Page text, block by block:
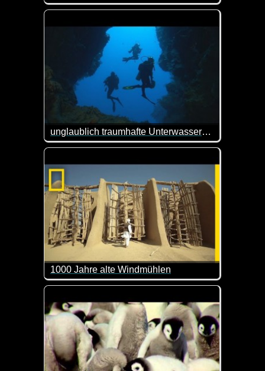
In diesem Video siehst du nicht nur sagenhafte
unglaublich traumhafte Unterwasseraufnahmen aus Fidji und Tonga
Wirklich SEHR viele Eindrücke, weil jede Szene
1000 Jahre alte Windmühlen
Die Geschichte der persischen Windmühle kann